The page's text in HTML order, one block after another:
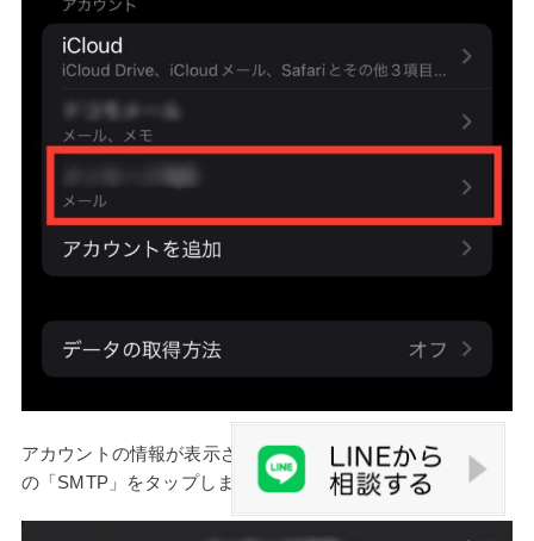
アカウントの情報が表示されるので、「送信メールサーバ」
の「SMTP」をタップします。